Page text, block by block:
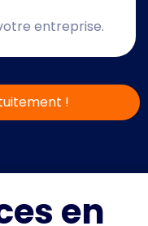
entreprise.
!
en